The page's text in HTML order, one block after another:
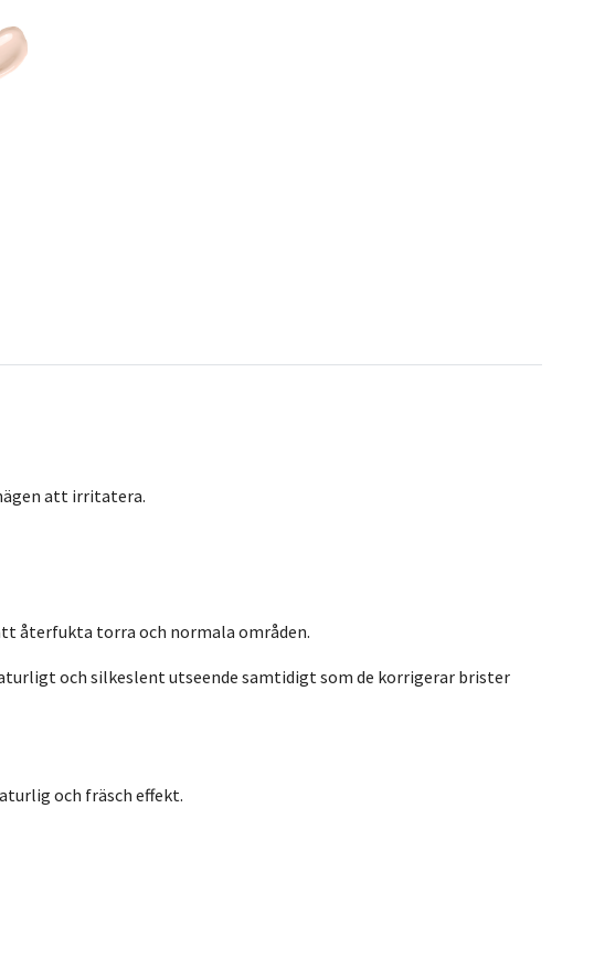
att irritatera.
återfukta torra och normala områden.
och silkeslent utseende samtidigt som de korrigerar brister
och fräsch effekt.